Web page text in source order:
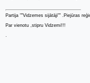
Partija ""Vidzemes sijātāji"" .Piejūras
Par vienotu ,stipru Vidzemi!!!
.